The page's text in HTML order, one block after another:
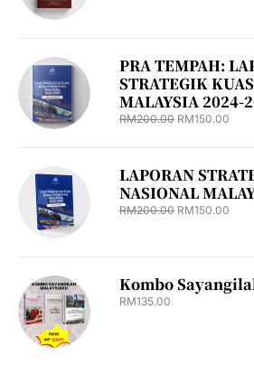
PRA TEMPAH:
STRATEGIK
MALAYSIA 2024-
RM200.00 RM150.00
LAPORAN
NASIONAL
RM200.00 RM150.00
Kombo
RM135.00